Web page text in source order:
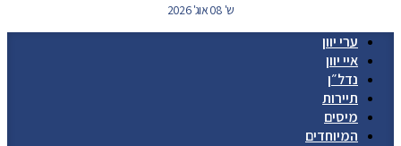
ש' 08 אוג' 2026
ערי יוון
איי יוון
נדל״ן
תיירות
מיסים
המיוחדים